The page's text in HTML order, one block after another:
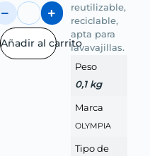
Añadir al carrito
reutilizable,
reciclable,
apta para
lavavajillas.
Peso
0,1 kg
Marca
OLYMPIA
Tipo de